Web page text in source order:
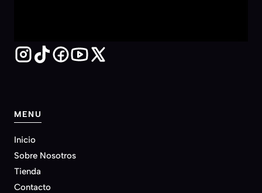
MENU
Inicio
Sobre Nosotros
Tienda
Contacto